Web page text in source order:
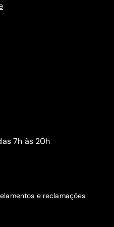
7h às 20h
e reclamações